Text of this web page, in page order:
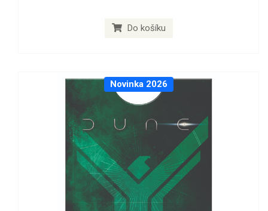
Do košíku
Novinka 2026